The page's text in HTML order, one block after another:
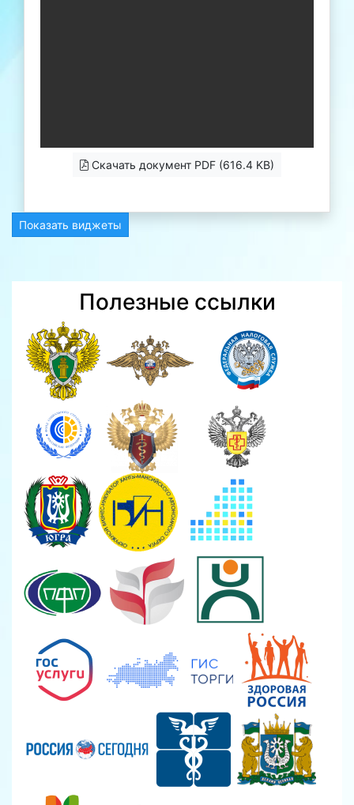
Скачать документ PDF (616.4 KB)
Показать виджеты
Полезные ссылки